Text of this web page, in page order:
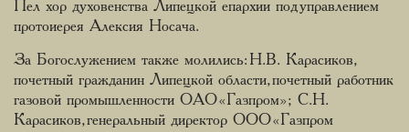
Пел хор духовенства Липецкой епархии под управлением
протоиерея Алексия Носача.
За Богослужением также молились: Н.В. Карасиков,
почетный гражданин Липецкой области, почетный работник
газовой промышленности ОАО «Газпром»; С.Н.
Карасиков, генеральный директор ООО «Газпром